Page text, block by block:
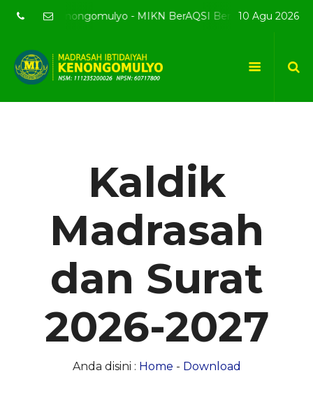
MI Kenongomulyo - MIKN BerAQSI Beradab alQuran
10 Agu 2026
Kaldik
Madrasah
dan Surat
2026-2027
Anda disini : Home - Download